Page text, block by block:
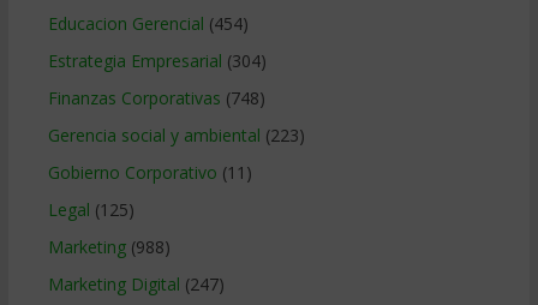
Educacion Gerencial (454)
Estrategia Empresarial (304)
Finanzas Corporativas (748)
Gerencia social y ambiental (223)
Gobierno Corporativo (11)
Legal (125)
Marketing(988)
Marketing Digital (247)